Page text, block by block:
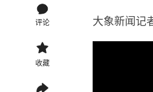
评论
收藏
大象新闻记